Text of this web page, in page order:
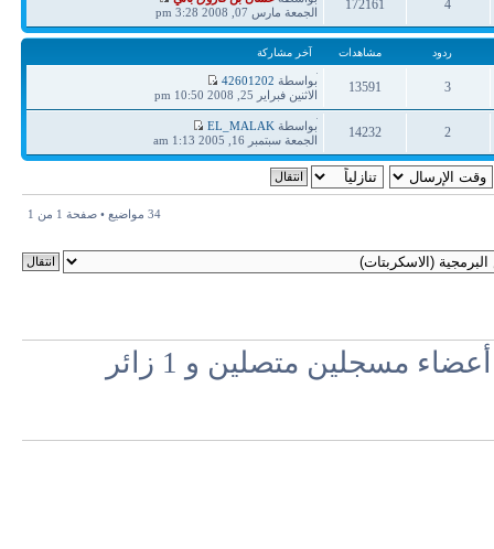
4
ردود
172161
مشاهدات
مشاركة
الجمعة مارس 07, 2008 3:28 pm
ردود مشاهدات آخر مشاركة
3
ردود
13591
مشاهدات
آخر
مشاركة
بواسطة 42601202
الاثنين فبراير 25, 2008 10:50 pm
2
ردود
14232
مشاهدات
آخر
مشاركة
بواسطة EL_MALAK
الجمعة سبتمبر 16, 2005 1:13 am
34 مواضيع • صفحة 1 من 1
مسجلين متصلين و 1 زائر